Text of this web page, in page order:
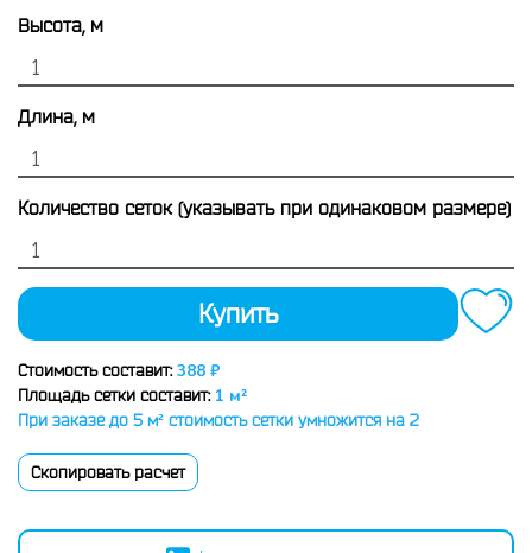
Высота, м
Длина, м
Количество сеток (указывать при одинаковом размере)
Купить
Стоимость составит:388 ₽
Площадь сетки составит: 1 м²
При заказе до 5 м² стоимость сетки умножится на 2
Скопировать расчет